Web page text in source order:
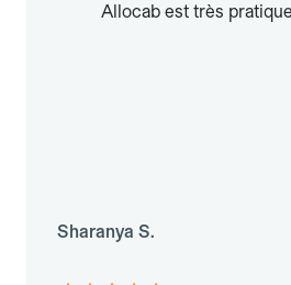
Allocab est très
Sharanya S.